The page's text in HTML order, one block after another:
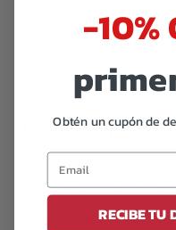
Código de barras:
DESCRIPCIÓN
Botas Bostonianas
Blanco/Negro, Estilo
Las Botas Bostonianas
-10%
Obtén un cupón de
RECIBE TU